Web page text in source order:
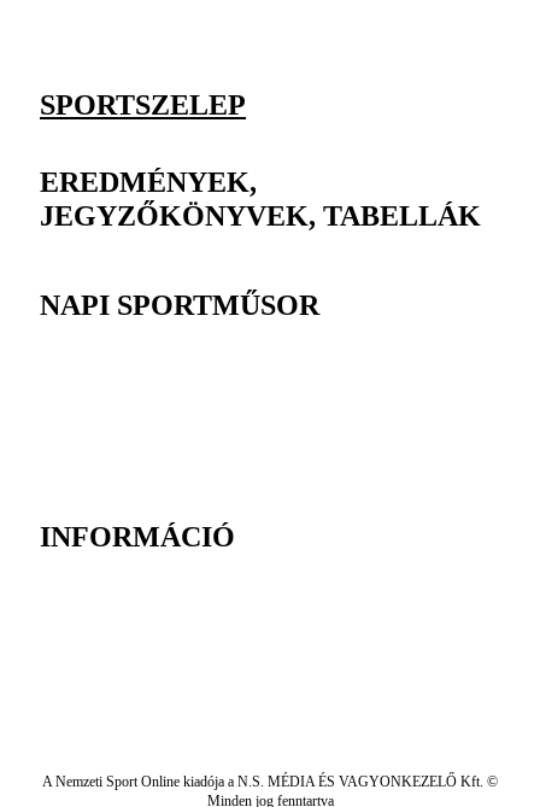
SPORTSZELEP
EREDMÉNYEK,
JEGYZŐKÖNYVEK, TABELLÁK
NAPI SPORTMŰSOR
INFORMÁCIÓ
A Nemzeti Sport Online kiadója a N.S. MÉDIA ÉS VAGYONKEZELŐ Kft. ©
Minden jog fenntartva